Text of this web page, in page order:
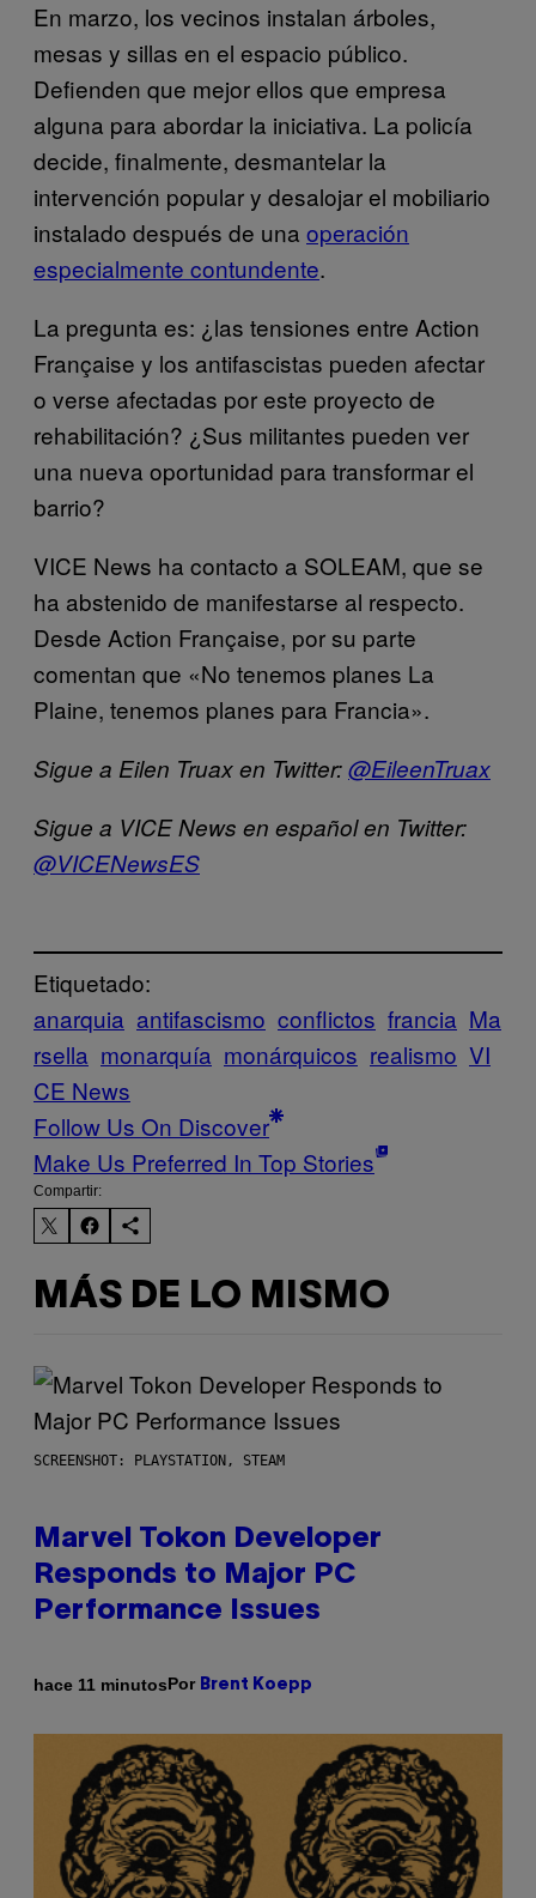
En marzo, los vecinos instalan árboles,
mesas y sillas en el espacio público.
Defienden que mejor ellos que empresa
alguna para abordar la iniciativa. La policía
decide, finalmente, desmantelar la
intervención popular y desalojar el mobiliario
instalado después de una operación
especialmente contundente.
La pregunta es: ¿las tensiones entre Action
Française y los antifascistas pueden afectar
o verse afectadas por este proyecto de
rehabilitación? ¿Sus militantes pueden ver
una nueva oportunidad para transformar el
barrio?
VICE News ha contacto a SOLEAM, que se
ha abstenido de manifestarse al respecto.
Desde Action Française, por su parte
comentan que «No tenemos planes La
Plaine, tenemos planes para Francia».
Sigue a Eilen Truax en Twitter:@EileenTruax
Sigue a VICE News en español en Twitter:
@VICENewsES
Etiquetado:
anarquia antifascismo conflictos francia Ma
rsella monarquía monárquicos realismo VI
CE News
Follow Us On Discover
Make Us Preferred In Top Stories
Compartir:
MÁS DE LO MISMO
SCREENSHOT: PLAYSTATION, STEAM
Marvel Tokon Developer
Responds to Major PC
Performance Issues
hace 11 minutosPor Brent Koepp